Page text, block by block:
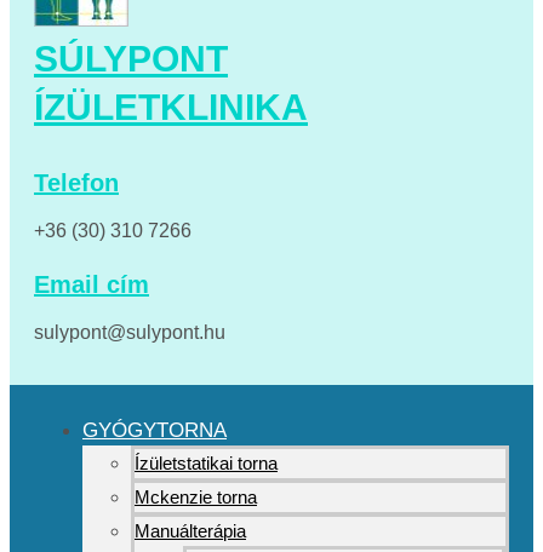
SÚLYPONT
ÍZÜLETKLINIKA
Telefon
+36 (30) 310 7266
Email cím
sulypont@sulypont.hu
GYÓGYTORNA
Ízületstatikai torna
Mckenzie torna
Manuálterápia